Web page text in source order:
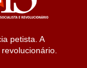
petista. A